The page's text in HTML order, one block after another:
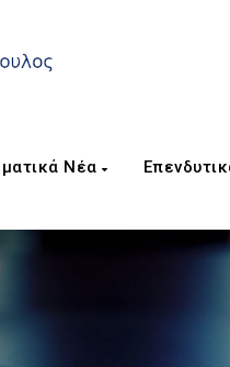
Νέα